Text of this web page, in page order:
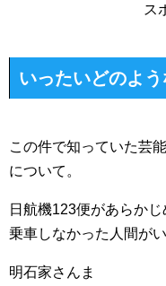
ス
いったいどのよう
この件で知っていた芸
について。
日航機123便があらか
乗車しなかった人間がい
明石家さんま